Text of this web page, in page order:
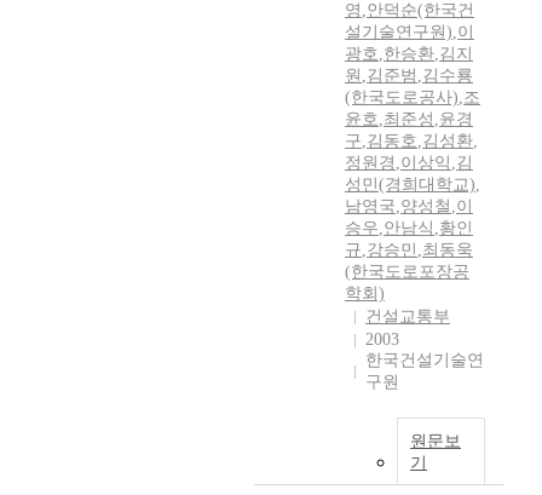
영 ,안덕순(한국건
설기술연구원),이
광호,한승환,김지
원 ,김준범 ,김수룡
(한국도로공사),조
윤호,최준성 ,윤경
구,김동호,김성환,
정원경 ,이상익 ,김
성민(경희대학교),
남영국,양성철 ,이
승우,안남식 ,황인
규,강승민 ,최동욱
(한국도로포장공
학회)
건설교통부
2003
한국건설기술연
구원
원문보
기